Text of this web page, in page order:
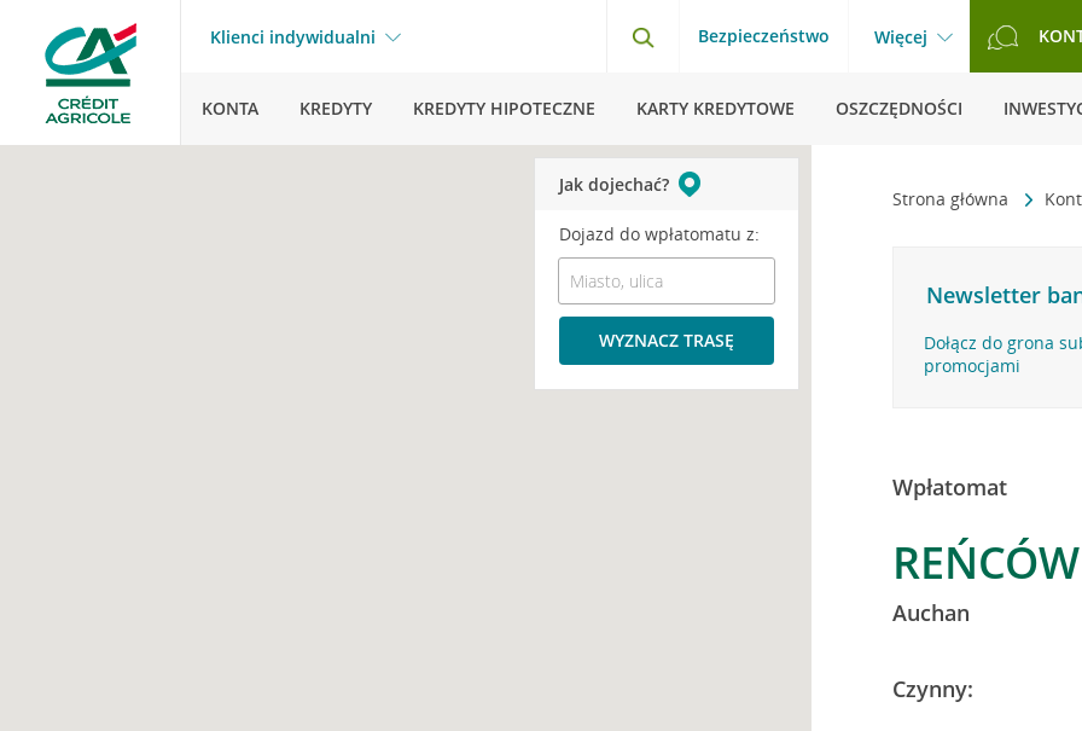
Klienci indywidualni Bezpieczeństwo Więcej
KONTA KREDYTY KREDYTY HIPOTECZNE KARTY KREDYTOWE OSZCZĘDNOŚCI
Strona główna
Newsletter
Dołącz do grona
promocjami
Wpłatomat
Auchan
Czynny:
Jak dojechać?
Dojazd do wpłatomatu z:
WYZNACZ TRASĘ